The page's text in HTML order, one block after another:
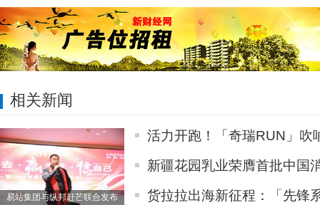
相关新闻
易站集团与纵邦赶芒联合发布
活力开跑！「奇瑞RUN」吹
新疆花园乳业荣膺首批中国
货拉拉出海新征程：「先锋